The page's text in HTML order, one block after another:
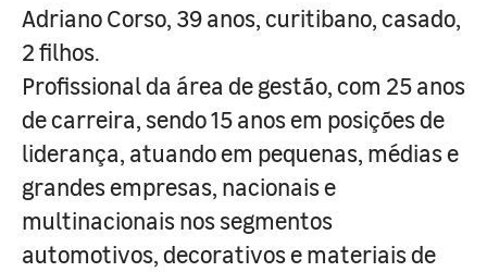
Adriano Corso, 39 anos, curitibano, casado,
2 filhos.
Profissional da área de gestão, com 25 anos
de carreira, sendo 15 anos em posições de
liderança, atuando em pequenas, médias e
grandes empresas, nacionais e
multinacionais nos segmentos
automotivos, decorativos e materiais de